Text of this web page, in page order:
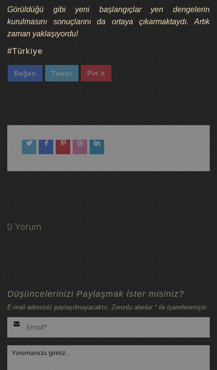
Görüldüğü gibi yeni başlangıçlar yen dengelerin
kurulmasını sonuçlarını da ortaya çıkarmaktaydı. Artık
zaman yaklaşıyordu!
Türkiye
Beğen Tweet Pin it
0 Yorum
Düşüncelerinizi Paylaşmak İster misiniz?
E-mail adresiniz paylaşılmayacaktır. Zorunlu alanlar * ile işaretlenmiştir.